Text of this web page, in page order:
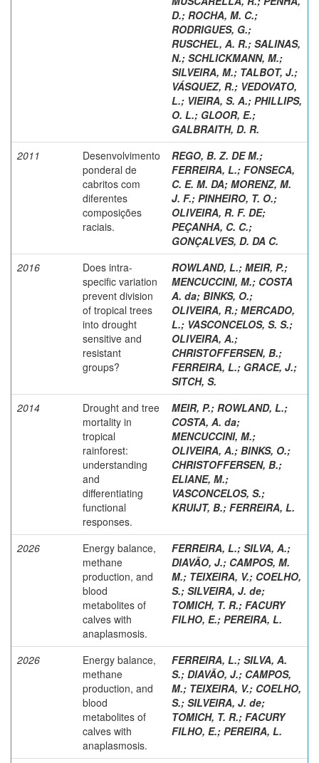
D.; ROCHA, M. C.;
RODRIGUES, G.;
RUSCHEL, A. R.; SALINAS,
N.; SCHLICKMANN, M.;
SILVEIRA, M.; TALBOT, J.;
VÁSQUEZ, R.; VEDOVATO,
L.; VIEIRA, S. A.; PHILLIPS,
O. L.; GLOOR, E.;
GALBRAITH, D. R.
2011
Desenvolvimento
ponderal de
cabritos com
diferentes
composições
raciais.
REGO, B. Z. DE M.;
FERREIRA, L.; FONSECA,
C. E. M. DA; MORENZ, M.
J. F.; PINHEIRO, T. O.;
OLIVEIRA, R. F. DE;
PEÇANHA, C. C.;
GONÇALVES, D. DA C.
2016
Does intra-
specific variation
prevent division
of tropical trees
into drought
sensitive and
resistant
groups?
ROWLAND, L.; MEIR, P.;
MENCUCCINI, M.; COSTA
A. da; BINKS, O.;
OLIVEIRA, R.; MERCADO,
L.; VASCONCELOS, S. S.;
OLIVEIRA, A.;
CHRISTOFFERSEN, B.;
FERREIRA, L.; GRACE, J.;
SITCH, S.
2014
Drought and tree
mortality in
tropical
rainforest:
understanding
and
differentiating
functional
responses.
MEIR, P.; ROWLAND, L.;
COSTA, A. da;
MENCUCCINI, M.;
OLIVEIRA, A.; BINKS, O.;
CHRISTOFFERSEN, B.;
ELIANE, M.;
VASCONCELOS, S.;
KRUIJT, B.; FERREIRA, L.
2026
Energy balance,
methane
production, and
blood
metabolites of
calves with
anaplasmosis.
FERREIRA, L.; SILVA, A.;
DIAVÃO, J.; CAMPOS, M.
M.; TEIXEIRA, V.; COELHO,
S.; SILVEIRA, J. de;
TOMICH, T. R.; FACURY
FILHO, E.; PEREIRA, L.
2026
Energy balance,
methane
production, and
blood
metabolites of
calves with
anaplasmosis.
FERREIRA, L.; SILVA, A.
S.; DIAVÃO, J.; CAMPOS,
M.; TEIXEIRA, V.; COELHO,
S.; SILVEIRA, J. de;
TOMICH, T. R.; FACURY
FILHO, E.; PEREIRA, L.